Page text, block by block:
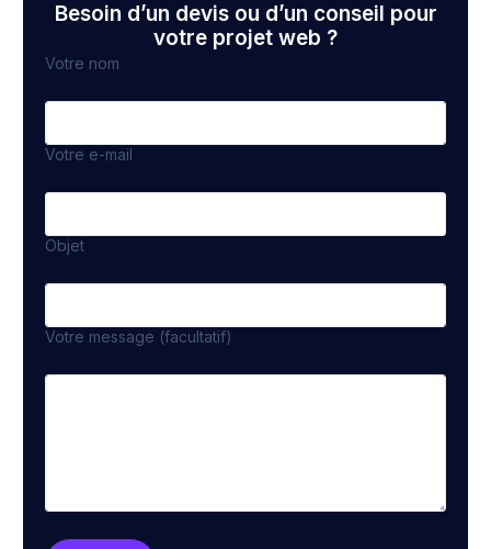
Besoin d’un devis ou d’un conseil pour
votre projet web ?
Votre nom
Votre e-mail
Objet
Votre message (facultatif)